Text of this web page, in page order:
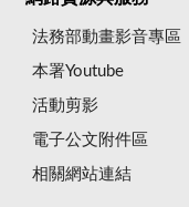
法務部動畫影音專區
本署Youtube
活動剪影
電子公文附件區
相關網站連結